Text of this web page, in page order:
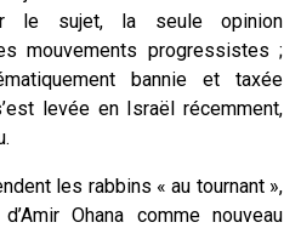
le sujet, la seule opinion
mouvements progressistes ;
bannie et taxée
levée en Israël récemment,
les rabbins « au tournant »,
Ohana comme nouveau